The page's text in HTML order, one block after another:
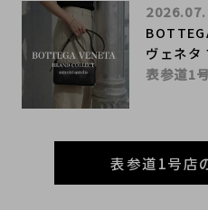
ヴェネタ
表参道1
表参道1号店